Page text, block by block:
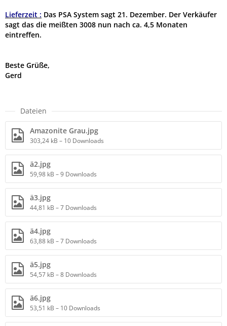
Lieferzeit : Das PSA System sagt 21. Dezember. Der Verkäufer
sagt das die meißten 3008 nun nach ca. 4,5 Monaten
eintreffen.
Beste Grüße,
Gerd
Dateien
Amazonite Grau.jpg
303,24 kB – 10 Downloads
ä2.jpg
59,98 kB – 9 Downloads
ä3.jpg
44,81 kB – 7 Downloads
ä4.jpg
63,88 kB – 7 Downloads
ä5.jpg
54,57 kB – 8 Downloads
ä6.jpg
53,51 kB – 10 Downloads